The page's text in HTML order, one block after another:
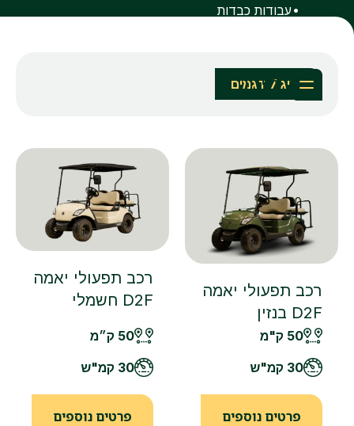
עבודות כבדות
מציג 7 דגמים סינון
רכב תפעולי יאמה
D2F בנזין
50 ק"מ
30 קמ"ש
פרטים נוספים
רכב תפעולי יאמה
D2F חשמלי
50 ק״מ
30 קמ"ש
פרטים נוספים